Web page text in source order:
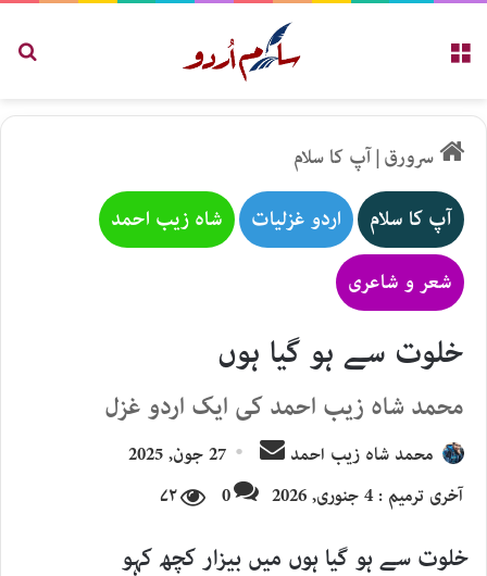
سرورق|آپ کا سلام
آپ کا سلام اردو غزلیات شاہ زیب احمد
شعر و شاعری
خلوت سے ہو گیا ہوں
محمد شاہ زیب احمد کی ایک اردو غزل
محمد شاہ زیب احمد
Send
email
27 جون, 2025
آخری ترمیم : 4 جنوری, 2026
0 ۷۲
خلوت سے ہو گیا ہوں میں بیزار کچھ کہو